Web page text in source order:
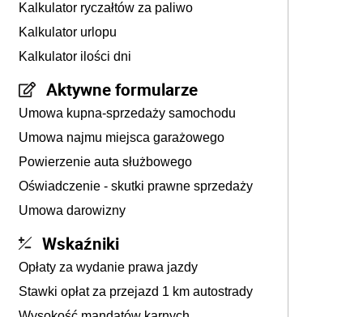
Kalkulator ryczałtów za paliwo
Kalkulator urlopu
Kalkulator ilości dni
Aktywne formularze
Umowa kupna-sprzedaży samochodu
Umowa najmu miejsca garażowego
Powierzenie auta służbowego
Oświadczenie - skutki prawne sprzedaży
Umowa darowizny
Wskaźniki
Opłaty za wydanie prawa jazdy
Stawki opłat za przejazd 1 km autostrady